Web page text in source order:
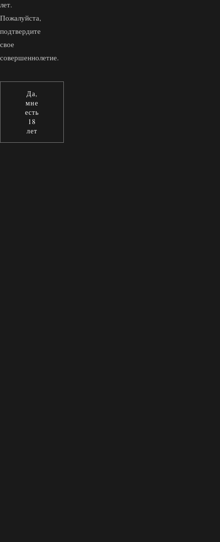
лет.
Пожалуйста,
подтвердите
свое
совершеннолетие.
Да,
мне
есть
18
лет